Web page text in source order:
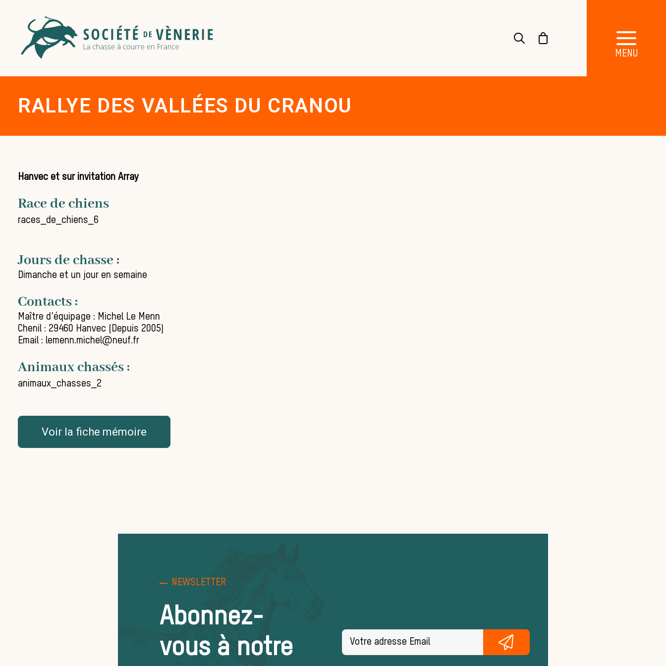
RALLYE DES VALLÉES DU CRANOU
Hanvec et sur invitation Array
Race de chiens
races_de_chiens_6
Jours de chasse :
Dimanche et un jour en semaine
Contacts :
Maître d'équipage : Michel Le Menn
Chenil : 29460 Hanvec (Depuis 2005)
Email : lemenn.michel@neuf.fr
Animaux chassés :
animaux_chasses_2
Voir la fiche mémoire
NEWSLETTER
Abonnez-
vous à notre